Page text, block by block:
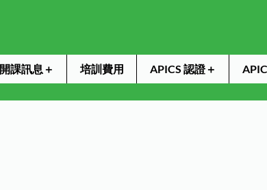
開課訊息＋ 培訓費用 APICS 認證＋